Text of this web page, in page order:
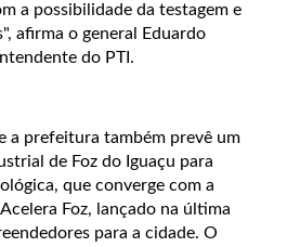
a possibilidade da testagem e
afirma o general Eduardo
do PTI.
a prefeitura também prevê um
de Foz do Iguaçu para
que converge com a
Foz, lançado na última
para a cidade. O